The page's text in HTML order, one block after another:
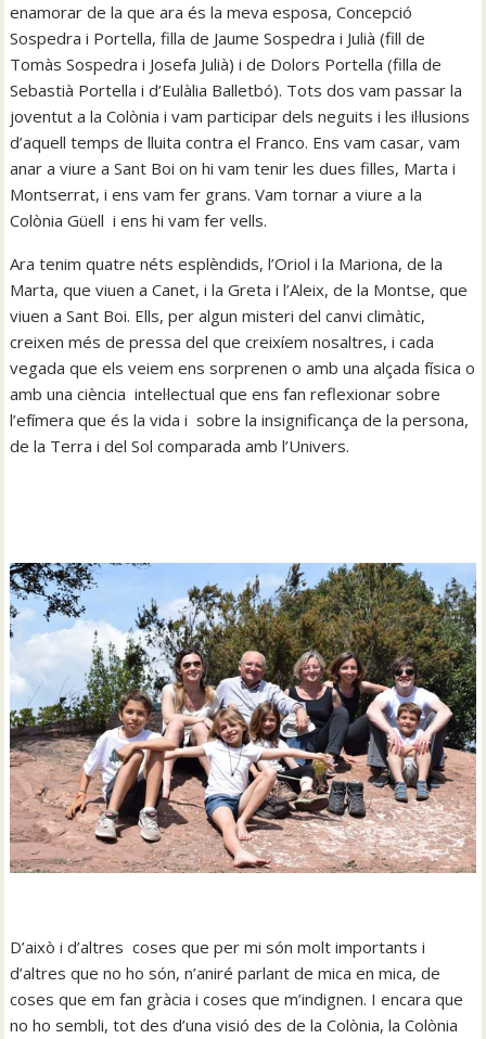
enamorar de la que ara és la meva esposa, Concepció
Sospedra i Portella, filla de Jaume Sospedra i Julià (fill de
Tomàs Sospedra i Josefa Julià) i de Dolors Portella (filla de
Sebastià Portella i d’Eulàlia Balletbó). Tots dos vam passar la
joventut a la Colònia i vam participar dels neguits i les il·lusions
d’aquell temps de lluita contra el Franco. Ens vam casar, vam
anar a viure a Sant Boi on hi vam tenir les dues filles, Marta i
Montserrat, i ens vam fer grans. Vam tornar a viure a la
Colònia Güell i ens hi vam fer vells.
Ara tenim quatre néts esplèndids, l’Oriol i la Mariona, de la
Marta, que viuen a Canet, i la Greta i l’Aleix, de la Montse, que
viuen a Sant Boi. Ells, per algun misteri del canvi climàtic,
creixen més de pressa del que creixíem nosaltres, i cada
vegada que els veiem ens sorprenen o amb una alçada física o
amb una ciència intel·lectual que ens fan reflexionar sobre
l’efímera que és la vida i sobre la insignificança de la persona,
de la Terra i del Sol comparada amb l’Univers.
D’això i d’altres coses que per mi són molt importants i
d’altres que no ho són, n’aniré parlant de mica en mica, de
coses que em fan gràcia i coses que m’indignen. I encara que
no ho sembli, tot des d’una visió des de la Colònia, la Colònia